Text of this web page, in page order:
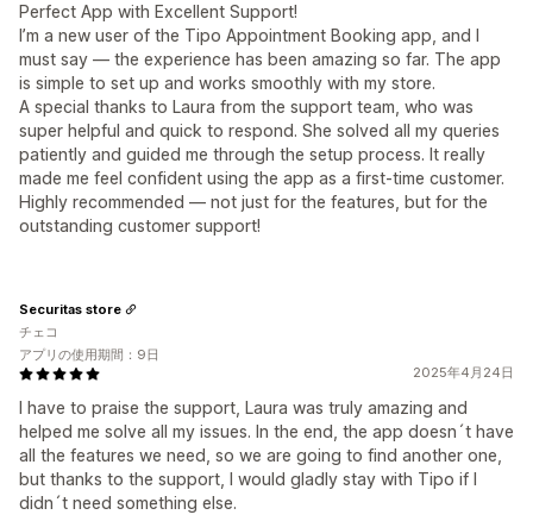
Perfect App with Excellent Support!
I’m a new user of the Tipo Appointment Booking app, and I
must say — the experience has been amazing so far. The app
is simple to set up and works smoothly with my store.
A special thanks to Laura from the support team, who was
super helpful and quick to respond. She solved all my queries
patiently and guided me through the setup process. It really
made me feel confident using the app as a first-time customer.
Highly recommended — not just for the features, but for the
outstanding customer support!
2025年4月24日
I have to praise the support, Laura was truly amazing and
helped me solve all my issues. In the end, the app doesn´t have
all the features we need, so we are going to find another one,
but thanks to the support, I would gladly stay with Tipo if I
didn´t need something else.
Securitas store
チェコ
アプリの使用期間：9日